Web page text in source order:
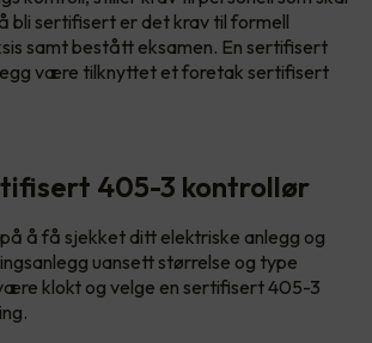
bli sertifisert er det krav til formell
samt bestått eksamen. En sertifisert
være tilknyttet et foretak sertifisert
405-3 kontrollør
å få sjekket ditt elektriske anlegg og
uansett størrelse og type
klokt og velge en sertifisert 405-3